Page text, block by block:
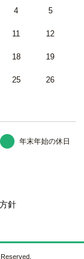
4 5
11 12
18 19
25 26
年末年始の休日
針